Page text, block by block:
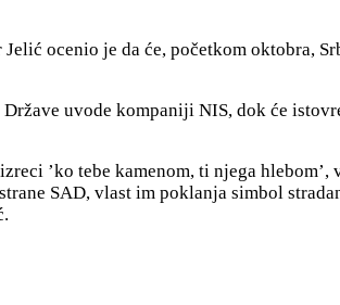
ocenio je da će, početkom oktobra,
uvode kompaniji NIS, dok će
’ko tebe kamenom, ti njega
SAD, vlast im poklanja simbol